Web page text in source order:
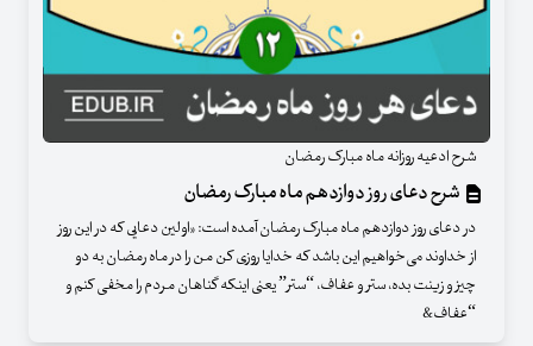
شرح ادعیه روزانه ماه مبارک رمضان
شرح دعای روز دوازدهم ماه مبارک رمضان
در دعای روز دوازدهم ماه مبارک رمضان آمده است: «اولین دعایی که در این روز
از خداوند می‌خواهیم این باشد که خدایا روزی کن من را در ماه رمضان به دو
چیز و زینت بده، ستر و عفاف، “ستر” یعنی اینکه گناهان مردم را مخفی کنم و
“عفاف&